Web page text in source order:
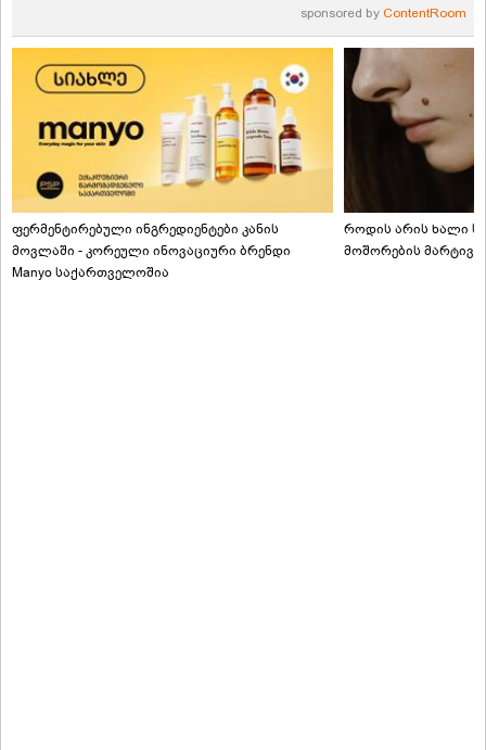
sponsored by ContentRoom
ფერმენტირებული ინგრედიენტები კანის
მოვლაში - კორეული ინოვაციური ბრენდი
Manyo საქართველოშია
როდის არის ხალი
მოშორების